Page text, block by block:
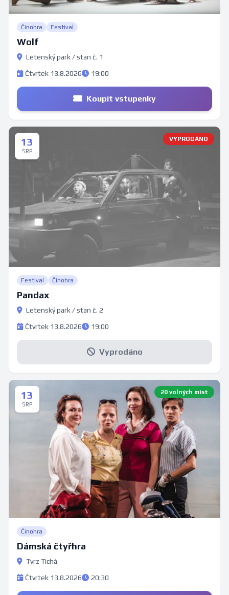
Činohra Festival
Wolf
Letenský park / stan č. 1
Čtvrtek 13.8.2026
19:00
Koupit vstupenky
13
SRP
VYPRODÁNO
Festival Činohra
Pandax
Letenský park / stan č. 2
Čtvrtek 13.8.2026
19:00
Vyprodáno
13
SRP
20 volných míst
Činohra
Dámská čtyřhra
Tvrz Tichá
Čtvrtek 13.8.2026
20:30